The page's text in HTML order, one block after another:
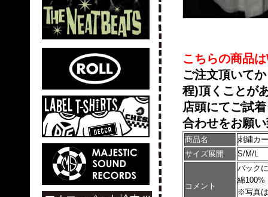
こちらの商品
ご注文頂いて
程)頂くことが
店頭にてご試
合わせをお願
商品名
刺繍カ
サイズ展開
S/M/L
コメント
バック
綿100%
※写真